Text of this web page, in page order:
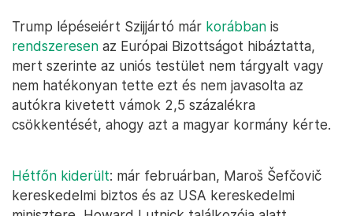
Trump lépéseiért Szijjártó már korábban is
rendszeresen az Európai Bizottságot hibáztatta,
mert szerinte az uniós testület nem tárgyalt vagy
nem hatékonyan tette ezt és nem javasolta az
autókra kivetett vámok 2,5 százalékra
csökkentését, ahogy azt a magyar kormány kérte.
Hétfőn kiderült: már februárban, Maroš Šefčovič
kereskedelmi biztos és az USA kereskedelmi